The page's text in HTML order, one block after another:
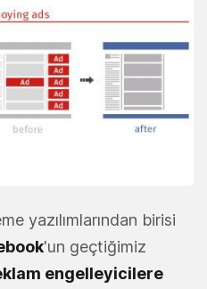
yazılımlarından birisi
'un geçtiğimiz
engelleyicilere